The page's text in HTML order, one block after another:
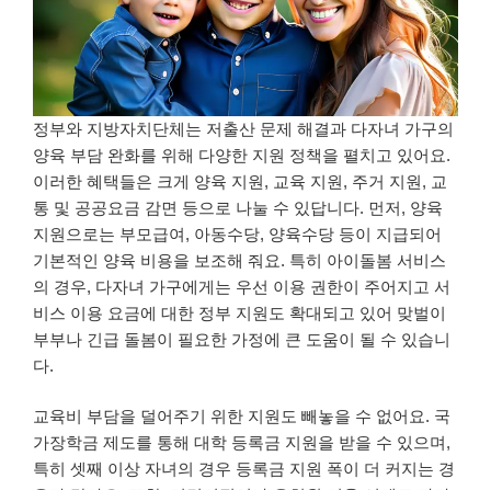
정부와 지방자치단체는 저출산 문제 해결과 다자녀 가구의
양육 부담 완화를 위해 다양한 지원 정책을 펼치고 있어요.
이러한 혜택들은 크게 양육 지원, 교육 지원, 주거 지원, 교
통 및 공공요금 감면 등으로 나눌 수 있답니다. 먼저, 양육
지원으로는 부모급여, 아동수당, 양육수당 등이 지급되어
기본적인 양육 비용을 보조해 줘요. 특히 아이돌봄 서비스
의 경우, 다자녀 가구에게는 우선 이용 권한이 주어지고 서
비스 이용 요금에 대한 정부 지원도 확대되고 있어 맞벌이
부부나 긴급 돌봄이 필요한 가정에 큰 도움이 될 수 있습니
다.
교육비 부담을 덜어주기 위한 지원도 빼놓을 수 없어요. 국
가장학금 제도를 통해 대학 등록금 지원을 받을 수 있으며,
특히 셋째 이상 자녀의 경우 등록금 지원 폭이 더 커지는 경